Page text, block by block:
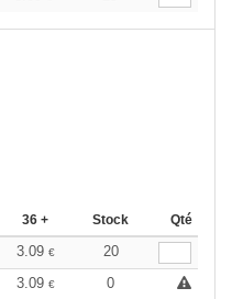
36 + Stock Qté
3.09 €
20
3.09 €
0